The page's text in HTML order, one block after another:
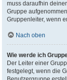
muss daraufhin
Gruppe
Gruppenleiter, wenn
Nach oben
Wie werde ich
Der Leiter einer
festgelegt, wenn die